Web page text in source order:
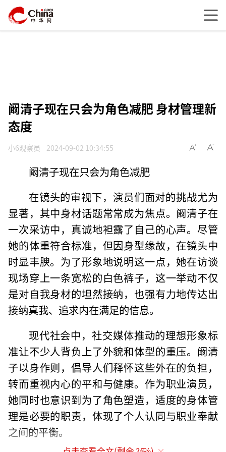
阚清子现在只会为角色减肥 身材管理新
态度
小6观察员 2024-09-02 10:34:55
阚清子现在只会为角色减肥
在镜头的审视下，演员们面对的挑战尤为
显著，其中身材话题常常成为焦点。阚清子在
一次采访中，真诚地袒露了自己的心声。尽管
她的体重符合标准，但因身型缘故，在镜头中
时显丰腴。为了形象地说明这一点，她在访谈
现场穿上一条宽松的白色裤子，这一举动不仅
是对自我身材的坦然接纳，也强有力地传达出
接纳真我、追求内在满足的信息。
现代社会中，社交媒体推动的理想形象标
准让不少人背负上了外貌和体型的重压。阚清
子以身作则，倡导人们释怀这些外在的负担，
转而重视内心的平和与健康。作为职业演员，
她同时也意识到为了角色塑造，适度的身体管
理是必要的职责，体现了个人认同与职业奉献
之间的平衡。